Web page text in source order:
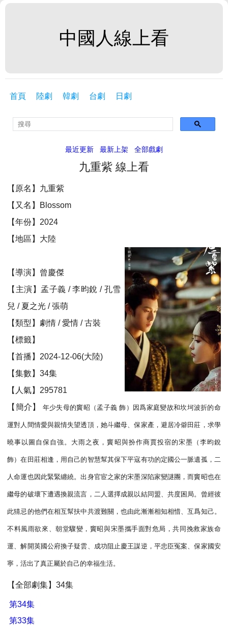
中國人線上看
首頁 陸劇 韓劇 台劇 日劇
最近更新 最新上架 全部戲劇
九重紫 線上看
【原名】九重紫
【又名】Blossom
【年份】2024
【地區】大陸
【導演】曾慶傑
【主演】孟子義 / 李昀銳 / 孔雪
兒 / 夏之光 / 張萌
【類型】劇情 / 愛情 / 古裝
【標籤】
【首播】2024-12-06(大陸)
【集數】34集
【人氣】295781
【簡介】 年少失母的竇昭（孟子義 飾）因爲家庭變故和坎坷波折的命
運對人間情愛與親情失望透頂，她斗繼母、保家產，避居冷僻田莊，求學
曉事以圖自保自強。大雨之夜，竇昭與扮作商賈投宿的宋墨（李昀銳
飾）在田莊相逢，用自己的智慧幫其保下平寇有功的定國公一脈遺孤，二
人命運也因此緊緊纏繞。出身官宦之家的宋墨深陷家變謎團，而竇昭也在
繼母的破壞下遭遇換親流言，二人選擇成親以結同盟、共度困局。曾經彼
此猜忌的他們在相互幫扶中共渡難關，也由此漸漸相知相惜、互爲知己。
不料風雨欲來、朝堂驟變，竇昭與宋墨攜手面對危局，共同挽救家族命
運、解開英國公府換子疑雲、成功阻止慶王謀逆，平忠臣冤案、保家國安
寧，活出了真正屬於自己的幸福生活。
【全部劇集】34集
第34集
第33集